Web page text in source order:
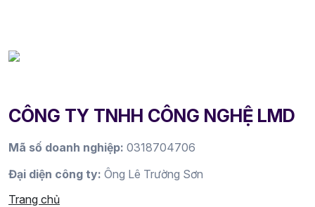
CÔNG TY TNHH CÔNG NGHỆ LMD
Mã số doanh nghiệp: 0318704706
Đại diện công ty: Ông Lê Trường Sơn
Trang chủ